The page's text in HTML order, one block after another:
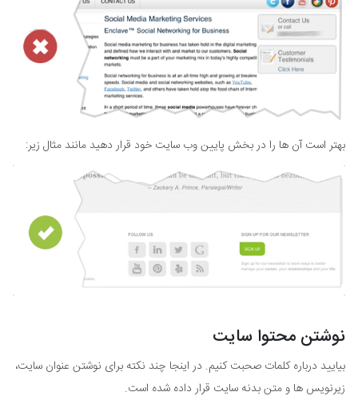
بهتر است آن ها را در بخش پایین وب سایت خود قرار دهید مانند مثال زیر:
نوشتن محتوا سایت
بیایید درباره کلمات صحبت کنیم. در اینجا چند نکته برای نوشتن عنوان سایت،
زیرنویس ها و متن بدنه سایت قرار داده شده است.